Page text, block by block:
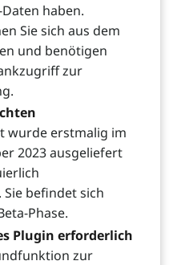
haben.
Sie sich aus dem
und benötigen
zur
wurde erstmalig im
2023 ausgeliefert
befindet sich
Phase.
Plugin erforderlich
zur